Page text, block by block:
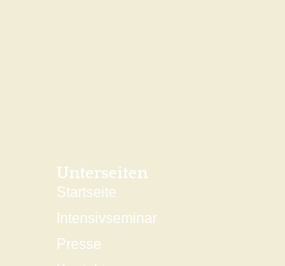
Unterseiten
Startseite
Intensivseminar
Presse